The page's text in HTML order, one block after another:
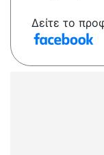
Δείτε το